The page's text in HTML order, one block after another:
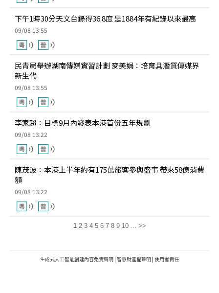
下午1時30分天文台錄得36.8度 是1884年有紀錄以來最高
09/08 13:55
民青局舉辦湖南傳媒實習計劃 麥美娟：培育具潛質傳媒界
新生代
09/08 13:55
李家超：目標9月內發表本港首份五年規劃
09/08 13:22
陳茂波：本港上半年約有175萬旅客參與盛事 帶來58億消費
額
09/08 13:22
1 2 3 4 5 6 7 8 9 10 ... >>
生成式人工智能創建內容免責聲明 | 智慧財產權聲明 | 使用者責任